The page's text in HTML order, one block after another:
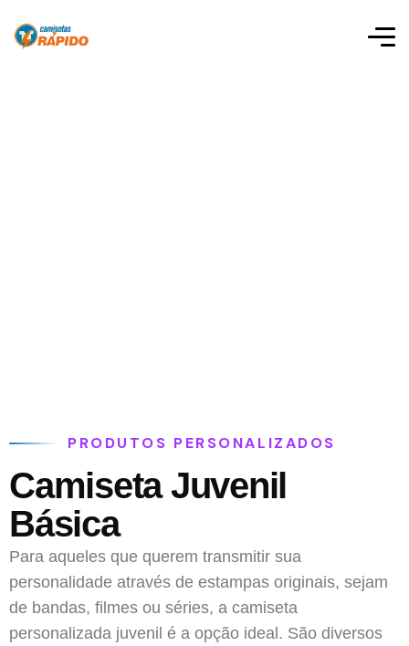
PRODUTOS PERSONALIZADOS
Camiseta Juvenil
Básica
Para aqueles que querem transmitir sua
personalidade através de estampas originais, sejam
de bandas, filmes ou séries, a camiseta
personalizada juvenil é a opção ideal. São diversos